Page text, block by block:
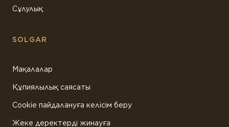
Сұлулық
SOLGAR
Мақалалар
Құпиялылық саясаты
Cookie пайдалануға келісім беру
Жеке деректерді жинауға